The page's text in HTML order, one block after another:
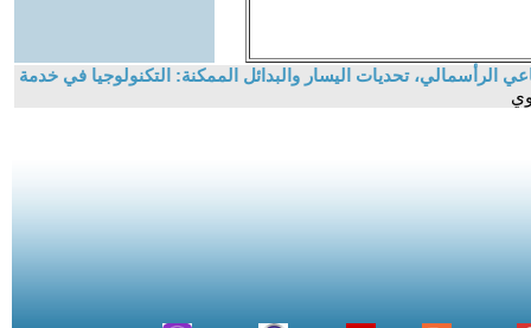
الرأسمالي، تحديات اليسار والبدائل الممكنة: التكنولوجيا في خدمة